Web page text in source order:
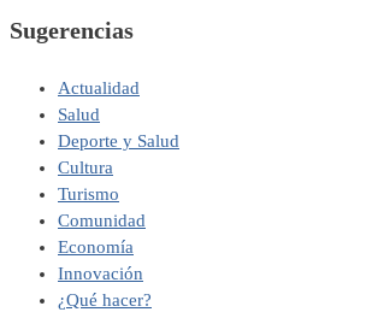
Sugerencias
Actualidad
Salud
Deporte y Salud
Cultura
Turismo
Comunidad
Economía
Innovación
¿Qué hacer?